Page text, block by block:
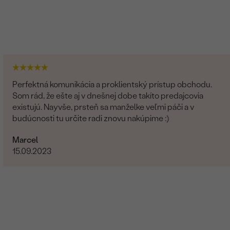
Perfektná komunikácia a proklientský prístup obchodu.
Som rád, že ešte aj v dnešnej dobe takíto predajcovia
existujú. Nayvše, prsteň sa manželke veľmi páči a v
budúcnosti tu určite radi znovu nakúpime :)
Marcel
15.09.2023